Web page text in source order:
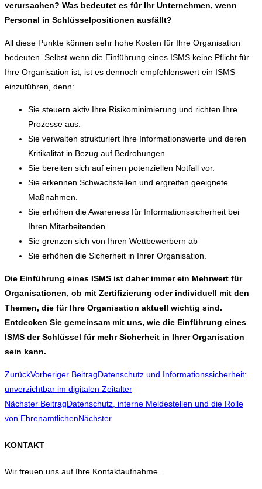
verursachen? Was bedeutet es für Ihr Unternehmen, wenn
Personal in Schlüsselpositionen ausfällt?
All diese Punkte können sehr hohe Kosten für Ihre Organisation
bedeuten. Selbst wenn die Einführung eines ISMS keine Pflicht für
Ihre Organisation ist, ist es dennoch empfehlenswert ein ISMS
einzuführen, denn:
Sie steuern aktiv Ihre Risikominimierung und richten Ihre
Prozesse aus.
Sie verwalten strukturiert Ihre Informationswerte und deren
Kritikalität in Bezug auf Bedrohungen.
Sie bereiten sich auf einen potenziellen Notfall vor.
Sie erkennen Schwachstellen und ergreifen geeignete
Maßnahmen.
Sie erhöhen die Awareness für Informationssicherheit bei
Ihren Mitarbeitenden.
Sie grenzen sich von Ihren Wettbewerbern ab
Sie erhöhen die Sicherheit in Ihrer Organisation.
Die Einführung eines ISMS ist daher immer ein Mehrwert für
Organisationen, ob mit Zertifizierung oder individuell mit den
Themen, die für Ihre Organisation aktuell wichtig sind.
Entdecken Sie gemeinsam mit uns, wie die Einführung eines
ISMS der Schlüssel für mehr Sicherheit in Ihrer Organisation
sein kann.
ZurückVorheriger BeitragDatenschutz und Informationssicherheit:
unverzichtbar im digitalen Zeitalter
Nächster BeitragDatenschutz, interne Meldestellen und die Rolle
von EhrenamtlichenNächster
KONTAKT
Wir freuen uns auf Ihre Kontaktaufnahme.